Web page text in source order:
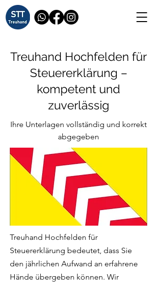
Treuhand Hochfelden für
Steuererklärung –
kompetent und
zuverlässig
Ihre Unterlagen vollständig und korrekt
abgegeben
Treuhand Hochfelden für
Steuererklärung bedeutet, dass Sie
den jährlichen Aufwand an erfahrene
Hände übergeben können. Wir